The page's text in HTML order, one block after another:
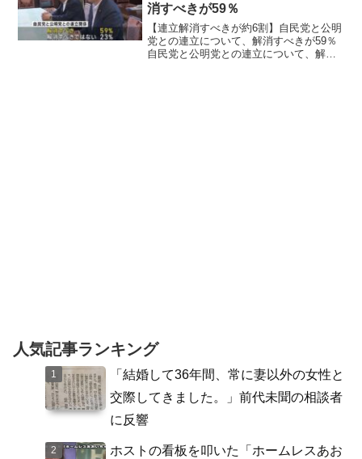
消すべきが59％
【連立解消すべきが約6割】自民党と公明
党との連立について、解消すべきが59％
自民党と公明党との連立について、解消
人気記事ランキング
「結婚して36年間、常に妻以外の女性と
交際してきました。」前代未聞の相談者
に反響
ホストの看板を叩いた「ホームレスあお